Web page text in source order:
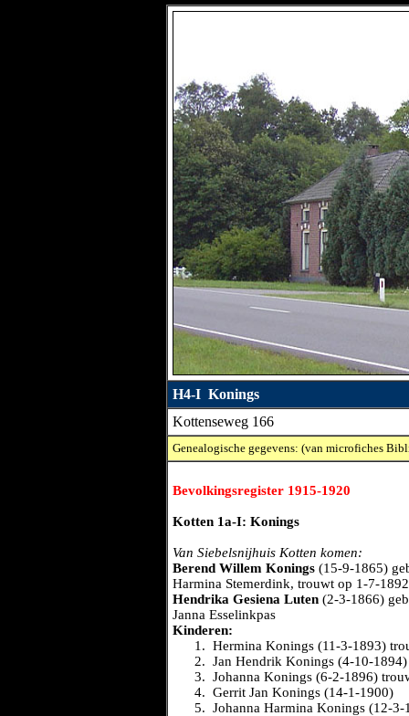
H4-I Konings
Kottenseweg 166
Genealogische gegevens: (van microfiches
Bevolkingsregister 1915-1920
Kotten 1a-I: Konings
Van Siebelsnijhuis Kotten komen:
Berend Willem Konings (15-9-1865)
Harmina Stemerdink, trouwt op 1-7-
Hendrika Gesiena Luten (2-3-1866)
Janna Esselinkpas
Kinderen:
1. Hermina Konings (11-3-1893)
2. Jan Hendrik Konings (4-10-1894)
3. Johanna Konings (6-2-1896)
4. Gerrit Jan Konings (14-1-1900)
5. Johanna Harmina Konings (12-3-